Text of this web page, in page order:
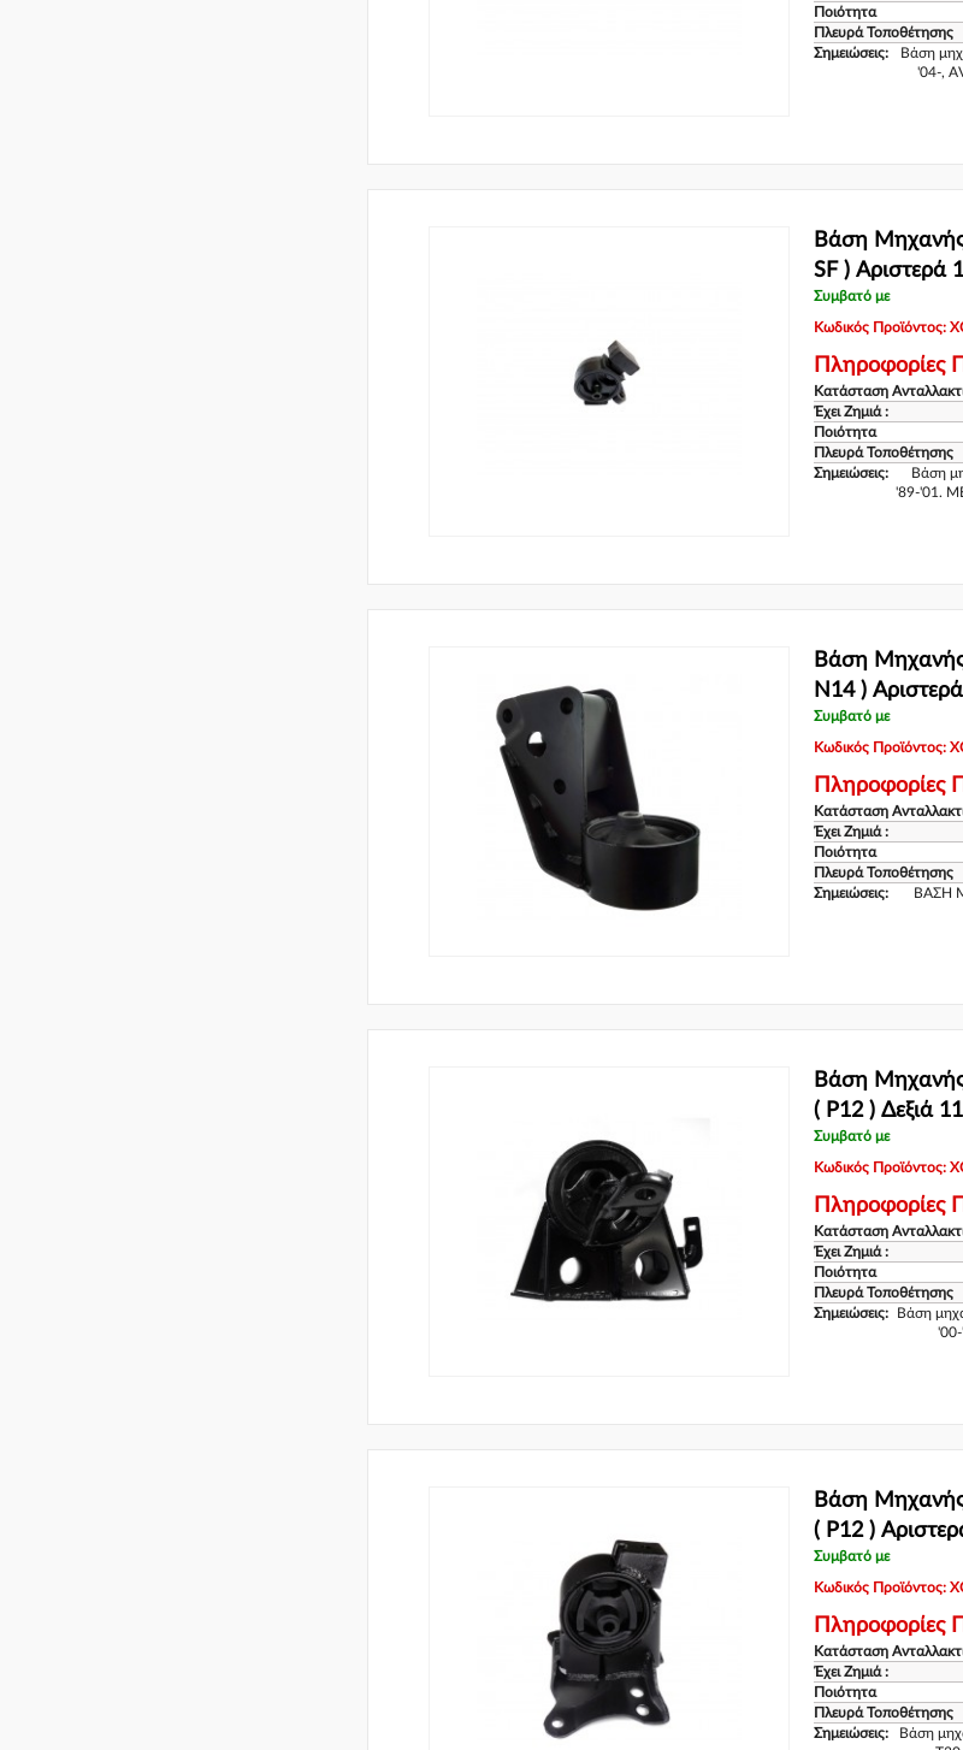
Ποιότητα
Πλευρά Τοποθέτησης
Σημειώσεις:
Βάση
'04-,
Βάση
SF ) Αριστερά
Συμβατό με
Κωδικός Προϊόντος:
Πληροφορίες
Κατάσταση
Έχει Ζημιά :
Ποιότητα
Πλευρά Τοποθέτησης
Σημειώσεις:
Βάση
'89-'01.
Βάση
N14 )
Συμβατό με
Κωδικός Προϊόντος:
Πληροφορίες
Κατάσταση
Έχει Ζημιά :
Ποιότητα
Πλευρά Τοποθέτησης
Σημειώσεις:
ΒΑΣΗ
Βάση
( P12 ) Δεξιά
Συμβατό με
Κωδικός Προϊόντος:
Πληροφορίες
Κατάσταση
Έχει Ζημιά :
Ποιότητα
Πλευρά Τοποθέτησης
Σημειώσεις:
Βάση
'00-
Βάση
( P12 )
Συμβατό με
Κωδικός Προϊόντος:
Πληροφορίες
Κατάσταση
Έχει Ζημιά :
Ποιότητα
Πλευρά Τοποθέτησης
Σημειώσεις:
Βάση